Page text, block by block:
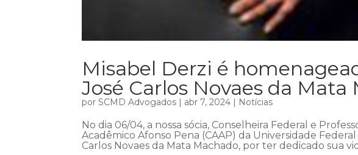
Misabel Derzi é
José Carlos Novaes da Mata
porSCMD Advogados | abr 7, 2024 | Notícias
No dia 06/04, a nossa sócia, Conselheira Federal e
Acadêmico Afonso Pena (CAAP) da Universidade
Carlos Novaes da Mata Machado, por ter dedicado sua